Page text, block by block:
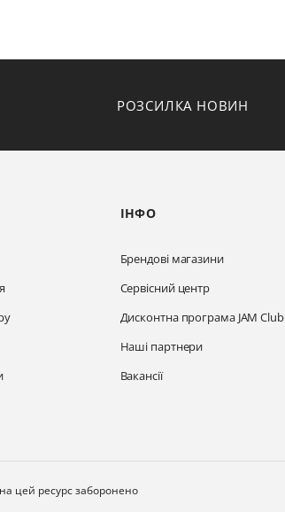
РОЗСИЛКА НОВИН
ІНФО
Брендові магазини
Сервісний центр
Дисконтна програма JAM Club
Наші партнери
Вакансії
цей ресурс заборонено